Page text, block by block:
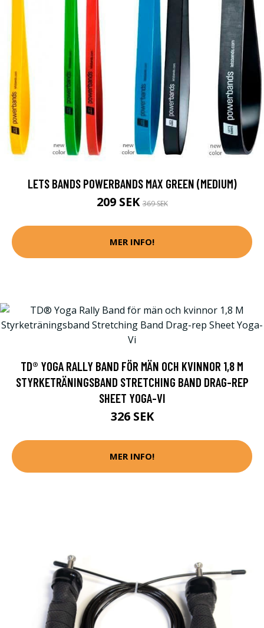
LETS BANDS POWERBANDS MAX GREEN (MEDIUM)
209 SEK369 SEK
MER INFO!
TD® YOGA RALLY BAND FÖR MÄN OCH KVINNOR 1,8 M
STYRKETRÄNINGSBAND STRETCHING BAND DRAG-REP
SHEET YOGA-VI
326 SEK
MER INFO!